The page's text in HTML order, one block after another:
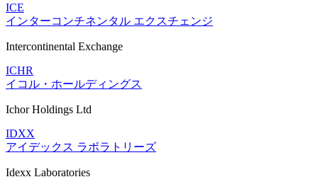
ICE
インターコンチネンタル エクスチェンジ
Intercontinental Exchange
ICHR
イコル・ホールディングス
Ichor Holdings Ltd
IDXX
アイデックス ラボラトリーズ
Idexx Laboratories